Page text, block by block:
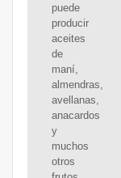
puede
producir
aceites
de
maní,
almendras,
avellanas,
anacardos
y
muchos
otros